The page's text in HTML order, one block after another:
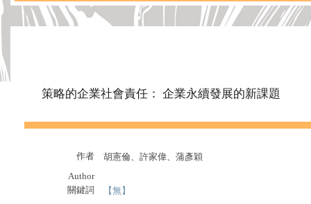
策略的企業社會責任： 企業永續發展的新課題
作者
胡憲倫、許家偉、蒲彥穎
Author
關鍵詞
【無】